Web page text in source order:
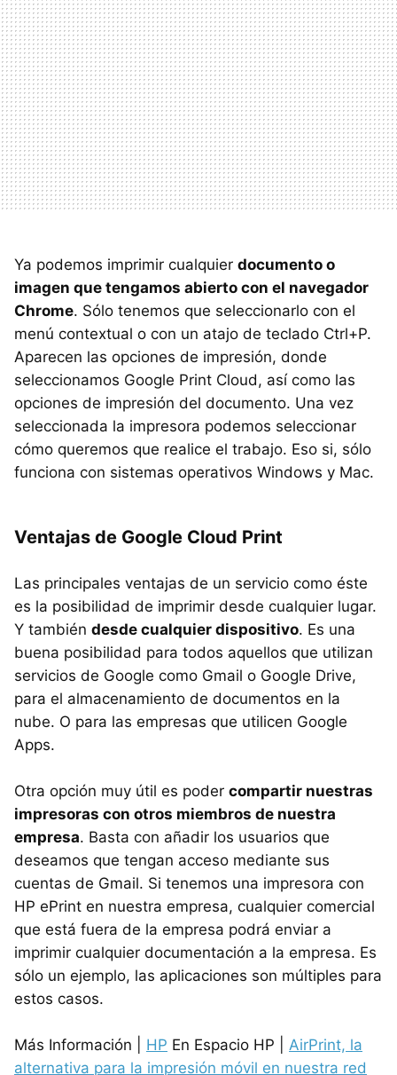
Ya podemos imprimir cualquier documento o
imagen que tengamos abierto con el navegador
Chrome. Sólo tenemos que seleccionarlo con el
menú contextual o con un atajo de teclado Ctrl+P.
Aparecen las opciones de impresión, donde
seleccionamos Google Print Cloud, así como las
opciones de impresión del documento. Una vez
seleccionada la impresora podemos seleccionar
cómo queremos que realice el trabajo. Eso si, sólo
funciona con sistemas operativos Windows y Mac.
Ventajas de Google Cloud Print
Las principales ventajas de un servicio como éste
es la posibilidad de imprimir desde cualquier lugar.
Y también desde cualquier dispositivo. Es una
buena posibilidad para todos aquellos que utilizan
servicios de Google como Gmail o Google Drive,
para el almacenamiento de documentos en la
nube. O para las empresas que utilicen Google
Apps.
Otra opción muy útil es poder compartir nuestras
impresoras con otros miembros de nuestra
empresa. Basta con añadir los usuarios que
deseamos que tengan acceso mediante sus
cuentas de Gmail. Si tenemos una impresora con
HP ePrint en nuestra empresa, cualquier comercial
que está fuera de la empresa podrá enviar a
imprimir cualquier documentación a la empresa. Es
sólo un ejemplo, las aplicaciones son múltiples para
estos casos.
Más Información | HP En Espacio HP | AirPrint, la
alternativa para la impresión móvil en nuestra red